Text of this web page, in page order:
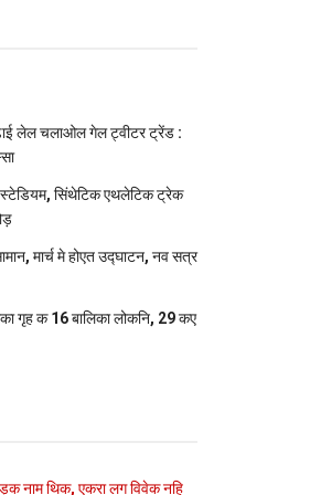
लेल चलाओल गेल ट्वीटर ट्रेंड :
स्‍टेडि‍यम, सिंथेटिक एथलेटिक ट्रेक
मार्च मे होएत उद्घाटन, नव सत्र
गृह क 16 बालिका लोकनि, 29 कए
नाम थिक, एकरा लग विवेक नहि